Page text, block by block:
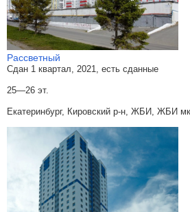
Рассветный
Сдан 1 квартал, 2021, есть сданные
25—26 эт.
Екатеринбург, Кировский р-н, ЖБИ, ЖБИ